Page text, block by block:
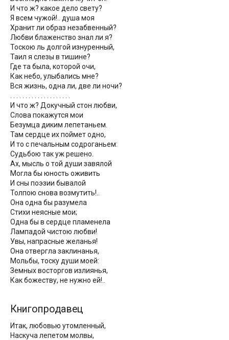
И что ж? какое дело свету?
Я всем чужой!.. душа моя
Хранит ли образ незабвенный?
Любви блаженство знал ли я?
Тоскою ль долгой изнуренный,
Таил я слезы в тишине?
Где та была, которой очи,
Как небо, улыбались мне?
Вся жизнь, одна ли, две ли ночи?
И что ж? Докучный стон любви,
Слова покажутся мои
Безумца диким лепетаньем.
Там сердце их поймет одно,
И то с печальным содроганьем:
Судьбою так уж решено.
Ах, мысль о той души завялой
Могла бы юность оживить
И сны поэзии бывалой
Толпою снова возмутить!..
Она одна бы разумела
Стихи неясные мои;
Одна бы в сердце пламенела
Лампадой чистою любви!
Увы, напрасные желанья!
Она отвергла заклинанья,
Мольбы, тоску души моей:
Земных восторгов излиянья,
Как божеству, не нужно ей!..
Книгопродавец
Итак, любовью утомленный,
Наскуча лепетом молвы,